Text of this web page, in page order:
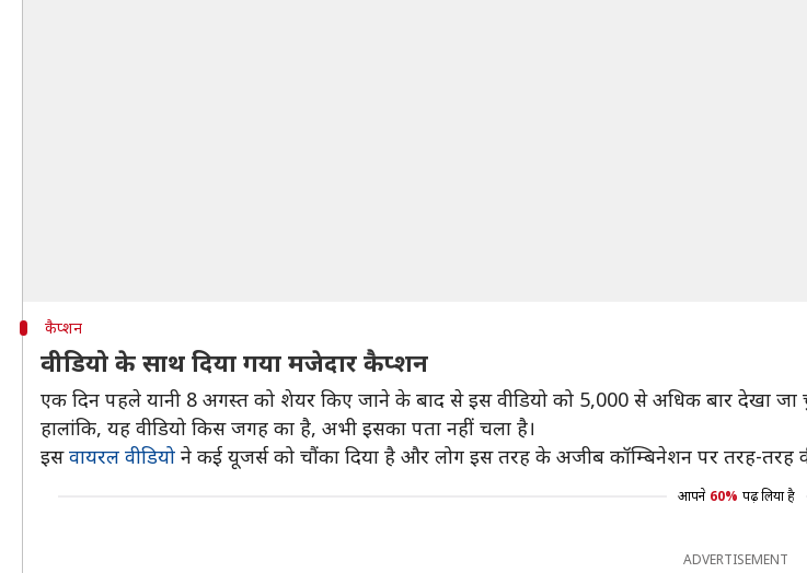
कैप्शन
वीडियो के साथ दिया गया मजेदार कैप्शन
एक दिन पहले यानी 8 अगस्त को शेयर किए जाने के बाद से इस वीडियो को 5,000 से अधिक बार देखा
हालांकि, यह वीडियो किस जगह का है, अभी इसका पता नहीं चला है।
इसवायरल वीडियो ने कई यूजर्स को चौंका दिया है और लोग इस तरह के अजीब कॉम्बिनेशन पर तरह-तरह की
आपने 60% पढ़ लिया है
ADVERTISEMENT